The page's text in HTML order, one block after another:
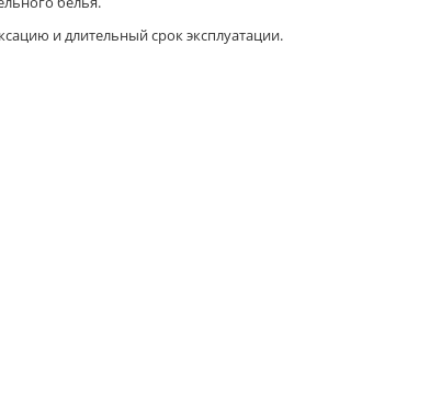
и длительный срок эксплуатации.